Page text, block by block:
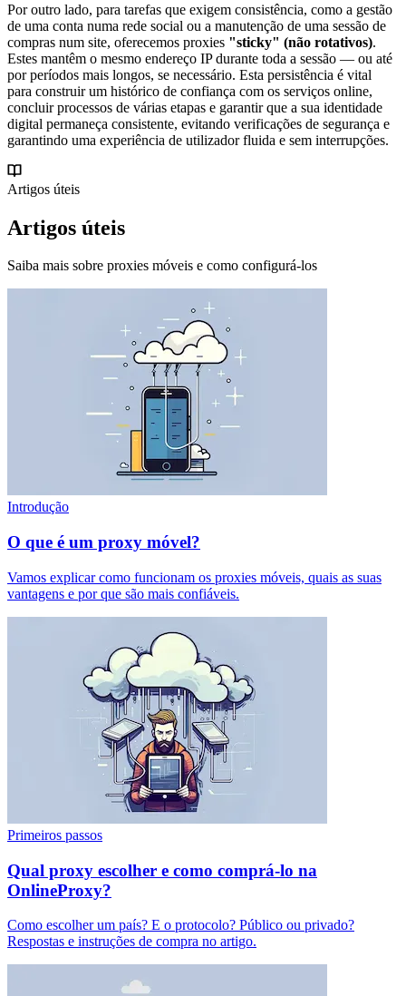
Por outro lado, para tarefas que exigem consistência, como a gestão
de uma conta numa rede social ou a manutenção de uma sessão de
compras num site, oferecemos proxies "sticky" (não rotativos).
Estes mantêm o mesmo endereço IP durante toda a sessão — ou até
por períodos mais longos, se necessário. Esta persistência é vital
para construir um histórico de confiança com os serviços online,
concluir processos de várias etapas e garantir que a sua identidade
digital permaneça consistente, evitando verificações de segurança e
garantindo uma experiência de utilizador fluida e sem interrupções.
Artigos úteis
Artigos úteis
Saiba mais sobre proxies móveis e como configurá-los
Introdução
O que é um proxy móvel?
Vamos explicar como funcionam os proxies móveis, quais as suas
vantagens e por que são mais confiáveis.
Primeiros passos
Qual proxy escolher e como comprá-lo na
OnlineProxy?
Como escolher um país? E o protocolo? Público ou privado?
Respostas e instruções de compra no artigo.